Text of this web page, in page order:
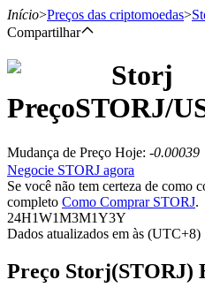
Futuros de USDT
Início>Preços das criptomoedas>
Compartilhar
Storj
PreçoSTORJ/
Mudança de Preço Hoje: -0.00039
Negocie STORJ agora
Se você não tem certeza de como
completo Como Comprar STORJ.
24H1W1M3M1Y3Y
Dados atualizados em às (UTC+8)
Preço Storj(STORJ)